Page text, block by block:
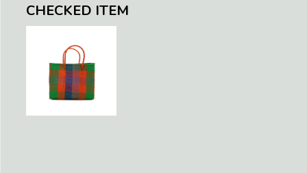
CHECKED ITEM